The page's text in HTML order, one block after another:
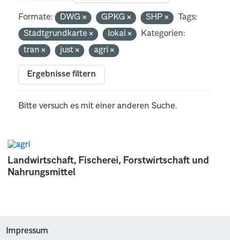
Landwirtschaft, Fischerei, Forstwirtschaft und
Nahrungsmittel
Formate: DWG GPKG SHP
Tags:
Stadtgrundkarte
lokal
Kategorien:
tran
just agri
Ergebnisse filtern
Bitte versuch es mit einer anderen Suche.
Impressum